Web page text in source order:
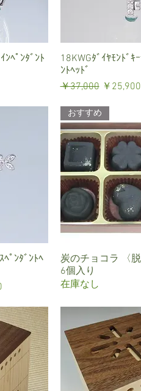
ﾝﾍﾟﾝﾀﾞﾝﾄ
クイック
18KWGﾀﾞｲﾔﾓﾝﾄﾞｷ
ﾝﾄﾍｯﾄﾞ
通常価格
￥37,000 セール価
￥25,900
ﾍﾟﾝﾀﾞﾝﾄﾍ
クイック
おすすめ
炭のチョコラ 〈脱
6個入り
在庫なし